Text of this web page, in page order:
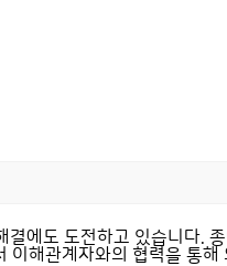
에도 도전하고 있습니다.
해관계자와의 협력을 통